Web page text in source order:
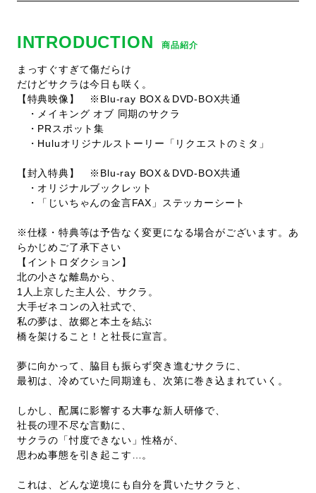
INTRODUCTION 商品紹介
まっすぐすぎて傷だらけ
だけどサクラは今日も咲く。
【特典映像】 ※Blu-ray BOX＆DVD-BOX共通
・メイキング オブ 同期のサクラ
・PRスポット集
・Huluオリジナルストーリー「リクエストのミタ」
【封入特典】 ※Blu-ray BOX＆DVD-BOX共通
・オリジナルブックレット
・「じいちゃんの金言FAX」ステッカーシート
※仕様・特典等は予告なく変更になる場合がございます。あ
らかじめご了承下さい
【イントロダクション】
北の小さな離島から、
1人上京した主人公、サクラ。
大手ゼネコンの入社式で、
私の夢は、故郷と本土を結ぶ
橋を架けること！と社長に宣言。
夢に向かって、脇目も振らず突き進むサクラに、
最初は、冷めていた同期達も、次第に巻き込まれていく。
しかし、配属に影響する大事な新人研修で、
社長の理不尽な言動に、
サクラの「忖度できない」性格が、
思わぬ事態を引き起こす…。
これは、どんな逆境にも自分を貫いたサクラと、